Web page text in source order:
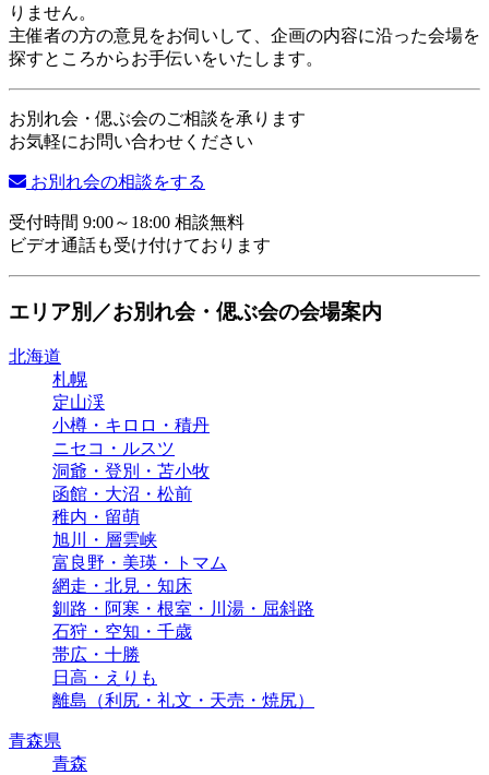
りません。
主催者の方の意見をお伺いして、企画の内容に沿った会場を
探すところからお手伝いをいたします。
お別れ会・偲ぶ会のご相談を承ります
お気軽にお問い合わせください
お別れ会の相談をする
受付時間 9:00～18:00 相談無料
ビデオ通話も受け付けております
エリア別／お別れ会・偲ぶ会の会場案内
北海道
札幌
定山渓
小樽・キロロ・積丹
ニセコ・ルスツ
洞爺・登別・苫小牧
函館・大沼・松前
稚内・留萌
旭川・層雲峡
富良野・美瑛・トマム
網走・北見・知床
釧路・阿寒・根室・川湯・屈斜路
石狩・空知・千歳
帯広・十勝
日高・えりも
離島（利尻・礼文・天売・焼尻）
青森県
青森